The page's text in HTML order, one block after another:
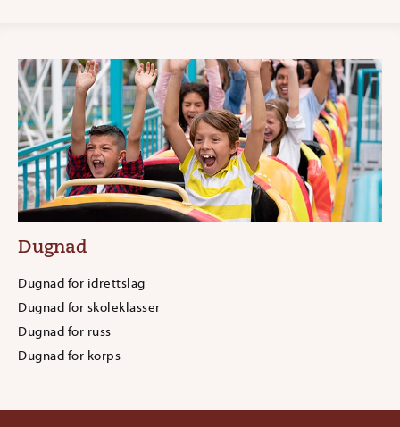
Dugnad
Dugnad for idrettslag
Dugnad for skoleklasser
Dugnad for russ
Dugnad for korps